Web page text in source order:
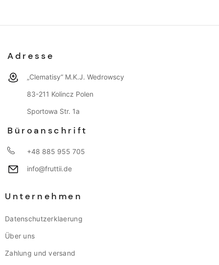
Adresse
„Clematisy“ M.K.J. Wedrowscy
83-211 Kolincz Polen
Sportowa Str. 1a
Büroanschrift
+48 885 955 705
info@fruttii.de
Unternehmen
Datenschutzerklaerung
Über uns
Zahlung und versand